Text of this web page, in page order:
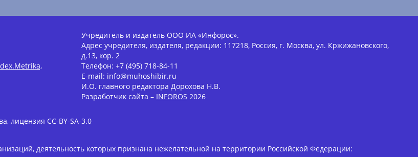
Учредитель и издатель ООО ИА «Инфорос».
Адрес учредителя, издателя, редакции: 117218, Россия, г. Москва, ул. Кржижановского,
д.13, кор. 2
Телефон: +7 (495) 718-84-11
E-mail: info@muhoshibir.ru
И.О. главного редактора Дорохова Н.В.
Разработчик сайта – INFOROS 2026
лицензия CC-BY-SA-3.0
деятельность которых признана нежелательной на территории Российской Федерации: